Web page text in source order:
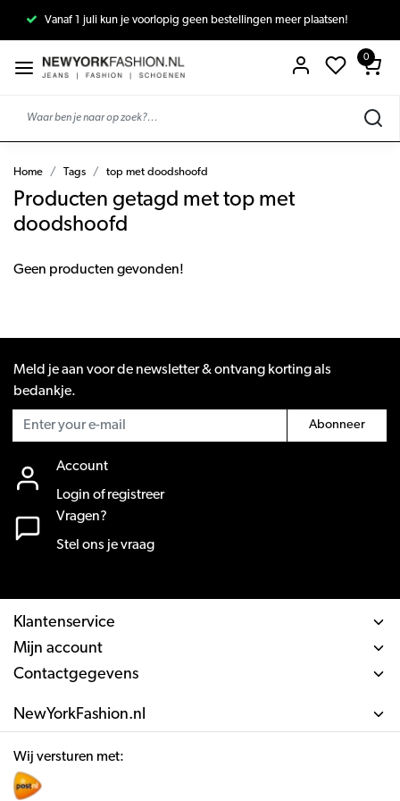
Vanaf 1 juli kun je voorlopig geen bestellingen meer plaatsen!
0
Home Tags top met doodshoofd
Producten getagd met top met
doodshoofd
Geen producten gevonden!
Meld je aan voor de newsletter & ontvang korting als
bedankje.
Abonneer
Account
Login of registreer
Vragen?
Stel ons je vraag
Klantenservice
Mijn account
Contactgegevens
NewYorkFashion.nl
Wij versturen met: